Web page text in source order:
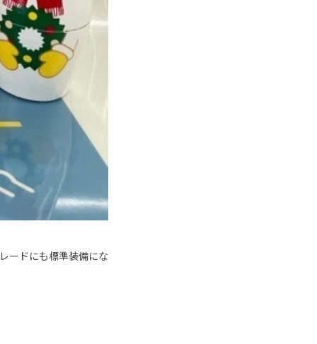
ードにも標準装備にな